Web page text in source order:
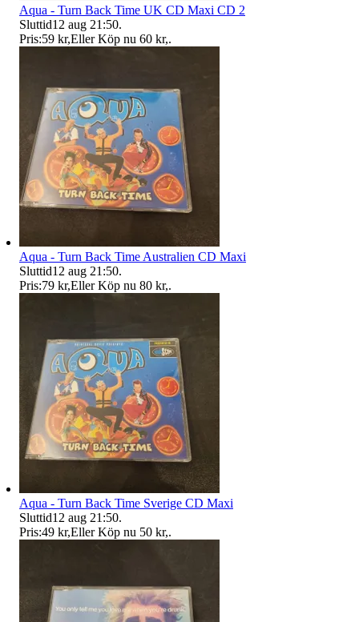
Aqua - Turn Back Time UK CD Maxi CD 2
Sluttid12 aug 21:50.
Pris:59 kr,Eller Köp nu 60 kr,.
Aqua - Turn Back Time Australien CD Maxi
Sluttid12 aug 21:50.
Pris:79 kr,Eller Köp nu 80 kr,.
Aqua - Turn Back Time Sverige CD Maxi
Sluttid12 aug 21:50.
Pris:49 kr,Eller Köp nu 50 kr,.